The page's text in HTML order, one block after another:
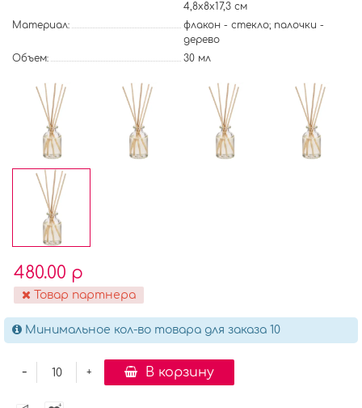
4,8x8x17,3 см
Материал:
флакон - стекло; палочки -
дерево
Объем:
30 мл
480.00 р
Товар партнера
Минимальное кол-во товара для заказа 10
+
- В корзину